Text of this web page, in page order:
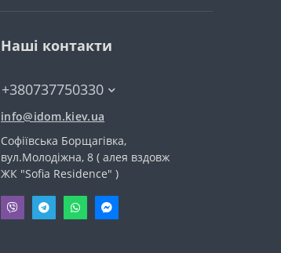
Наші контакти
+380737750330
info@idom.kiev.ua
Софіївська Борщагівка,
вул.Молодіжна, 8 ( алея вздовж
ЖК "Sofia Residence" )